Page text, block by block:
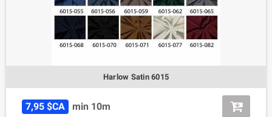
Harlow Satin 6015
7,95 $CA min 10m